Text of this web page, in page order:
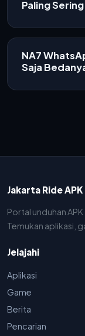
Paling
NA7
Saja
Jakarta Ride APK
Portal unduhan
Temukan aplikasi,
Jelajahi
Aplikasi
Game
Berita
Pencarian